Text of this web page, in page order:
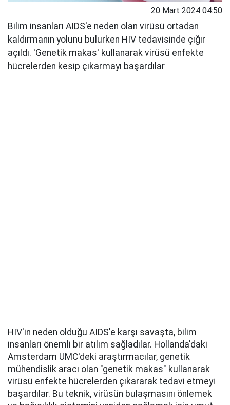
20 Mart 2024 04:50
Bilim insanları AIDS'e neden olan virüsü ortadan
kaldırmanın yolunu bulurken HIV tedavisinde çığır
açıldı. 'Genetik makas' kullanarak virüsü enfekte
hücrelerden kesip çıkarmayı başardılar
HIV'in neden olduğu AIDS'e karşı savaşta, bilim
insanları önemli bir atılım sağladılar. Hollanda'daki
Amsterdam UMC'deki araştırmacılar, genetik
mühendislik aracı olan "genetik makas" kullanarak
virüsü enfekte hücrelerden çıkararak tedavi etmeyi
başardılar. Bu teknik, virüsün bulaşmasını önlemek